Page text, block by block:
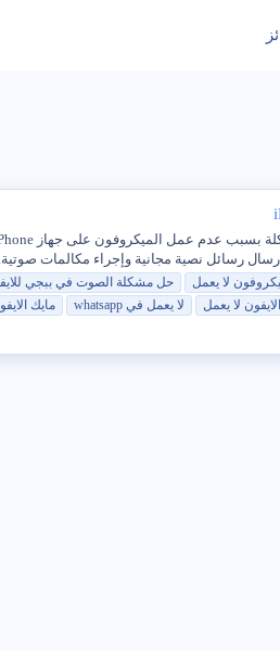
لا يعمل حل مشكلة الصوت في ببجي
لا يعمل لا يعمل في مايك